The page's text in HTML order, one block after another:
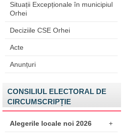
Situații Excepționale în municipiul
Orhei
Deciziile CSE Orhei
Acte
Anunțuri
CONSILIUL ELECTORAL DE
CIRCUMSCRIPȚIE
Alegerile locale noi 2026 +